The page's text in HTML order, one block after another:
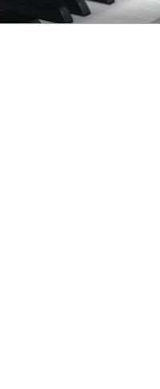
学び、美しい音と自然で優れた